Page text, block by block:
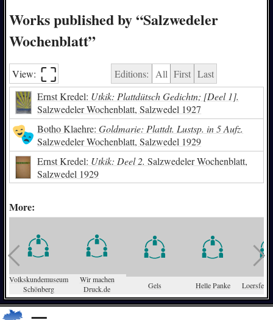
Works published by “Salzwedeler
Wochenblatt”
View: ⛶︎ Editions: All First Last
Ernst Kredel: Utkik: Plattdütsch Gedichtn; [Deel 1].
Salzwedeler Wochenblatt, Salzwedel 1927
Botho Klaehre: Goldmarie: Plattdt. Lustsp. in 5 Aufz.
Salzwedeler Wochenblatt, Salzwedel 1929
Ernst Kredel: Utkik: Deel 2. Salzwedeler Wochenblatt,
Salzwedel 1929
More:
Volkskundemuseum
Schönberg
Wir machen
Druck.de
Gels Helle Panke Loersfeld,